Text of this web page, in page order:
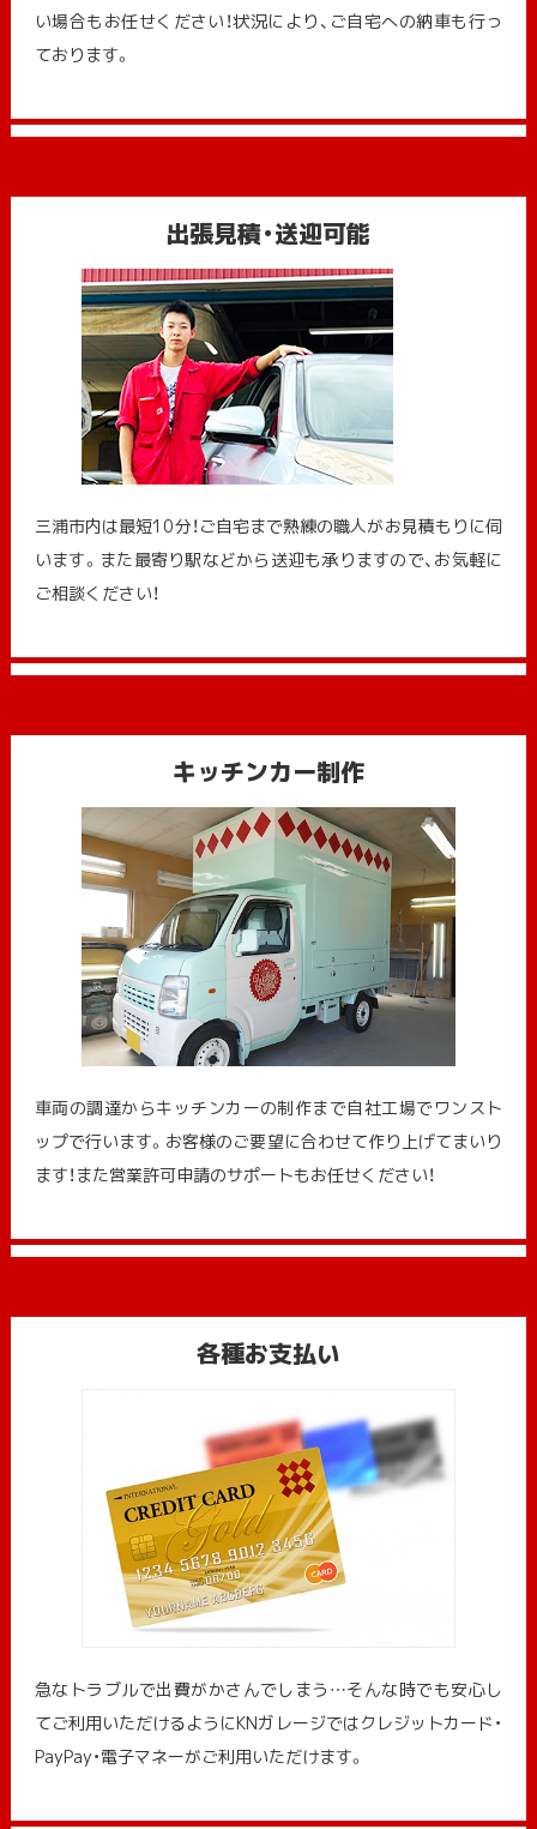
い場合もお任せください！状況により、ご自宅への納⾞も⾏っ
ております。
出張見積・送迎可能
三浦市内は最短10分！ご自宅まで熟練の職人がお見積もりに伺
います。また最寄り駅などから送迎も承りますので、お気軽に
ご相談ください！
キッチンカー制作
車両の調達からキッチンカーの制作まで自社工場でワンスト
ップで行います。お客様のご要望に合わせて作り上げてまいり
ます！また営業許可申請のサポートもお任せください！
各種お支払い
急なトラブルで出費がかさんでしまう…そんな時でも安心し
てご利用いただけるようにKNガレージではクレジットカード・
PayPay・電子マネーがご利用いただけます。